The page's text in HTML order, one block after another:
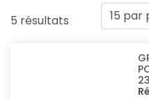
5 résultats